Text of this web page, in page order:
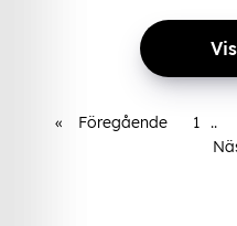
« Föregående 1 ..